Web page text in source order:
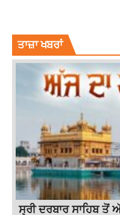
ਤਾਜ਼ਾ ਖਬਰਾਂ
ਸ੍ਰੀ ਦਰਬਾਰ ਸਾਹਿਬ ਤੋਂ